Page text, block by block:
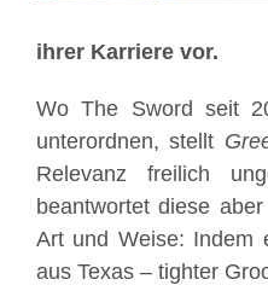
ihrer Karriere vor.
Wo The Sword seit
unterordnen, stellt
Relevanz freilich
beantwortet diese
Art und Weise: Indem
aus Texas – tighter